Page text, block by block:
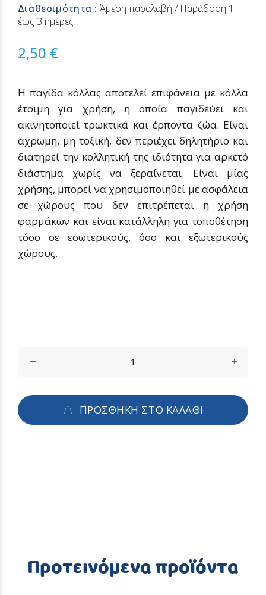
Διαθεσιμότητα :Άμεση παραλαβή / Παράδoση 1
έως 3 ημέρες
2,50 €
Η παγίδα κόλλας αποτελεί επιφάνεια με κόλλα
έτοιμη για χρήση, η οποία παγιδεύει και
ακινητοποιεί τρωκτικά και έρποντα ζώα. Είναι
άχρωμη, μη τοξική, δεν περιέχει δηλητήριο και
διατηρεί την κολλητική της ιδιότητα για αρκετό
διάστημα χωρίς να ξεραίνεται. Είναι μίας
χρήσης, μπορεί να χρησιμοποιηθεί με ασφάλεια
σε χώρους που δεν επιτρέπεται η χρήση
φαρμάκων και είναι κατάλληλη για τοποθέτηση
τόσο σε εσωτερικούς, όσο και εξωτερικούς
χώρους.
ΠΡΟΣΘΗΚΗ ΣΤΟ ΚΑΛΑΘΙ
Προτεινόμενα προϊόντα